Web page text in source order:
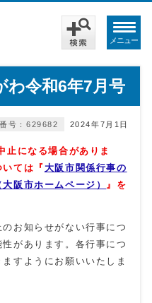
メニュー
わ令和6年7月号
2024年7月1日
号：629682
止になる場合がありま
ては『 大阪市関係行事の
阪市ホームページ） 』を
お知らせがない行事につ
があります。各行事につ
すようにお願いいたしま